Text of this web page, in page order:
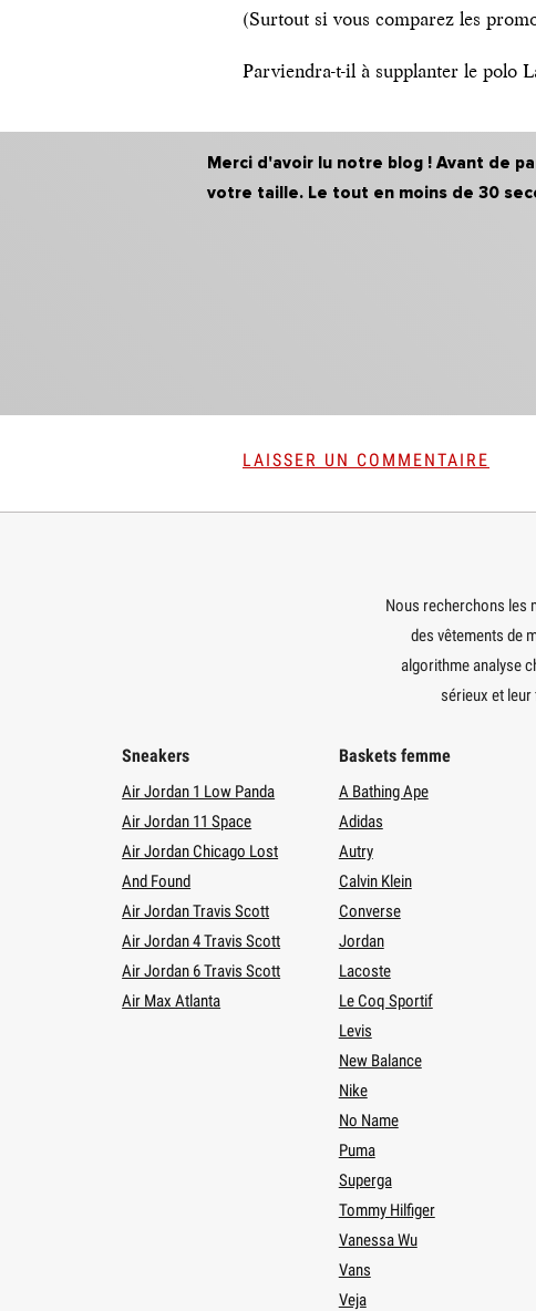
(Surtout si vous comparez les
Parviendra-t-il à supplanter le polo
Merci d'avoir lu notre blog ! Avant de
votre taille. Le tout en moins de 30
LAISSER UN COMMENTAIRE
Nous recherchons les
des vêtements de
algorithme analyse
sérieux et
Sneakers
Air Jordan 1 Low Panda
Air Jordan 11 Space
Air Jordan Chicago Lost
And Found
Air Jordan Travis Scott
Air Jordan 4 Travis Scott
Air Jordan 6 Travis Scott
Air Max Atlanta
Baskets femme
A Bathing Ape
Adidas
Autry
Calvin Klein
Converse
Jordan
Lacoste
Le Coq Sportif
Levis
New Balance
Nike
No Name
Puma
Superga
Tommy Hilfiger
Vanessa Wu
Vans
Veja